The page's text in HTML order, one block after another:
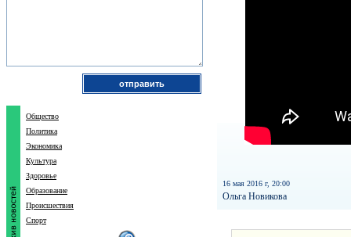
16 мая 2016 г, 20:00
Ольга Новикова
Общество
Политика
Экономика
Культура
Здоровье
Образование
Происшествия
Спорт